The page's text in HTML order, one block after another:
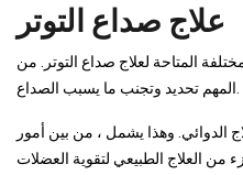
علاج صداع التوتر
المتاحة لعلاج صداع التوتر. من
الدوائي. وهذا يشمل ، من بين أمور